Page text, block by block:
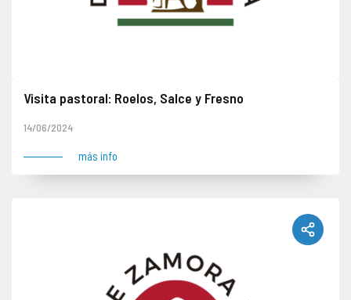
Visita pastoral: Roelos, Salce y Fresno
14/06/2024
más info